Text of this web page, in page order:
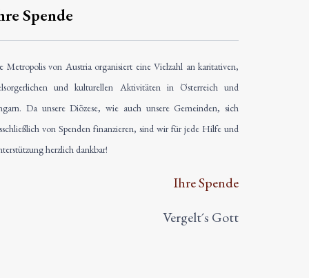
Spende
Metropolis von Austria organisiert eine Vielzahl an karitativen,
und kulturellen Aktivitäten in Österreich und
Da unsere Diözese, wie auch unsere Gemeinden, sich
von Spenden finanzieren, sind wir für jede Hilfe und
herzlich dankbar!
Ihre Spende
Vergelt´s Gott